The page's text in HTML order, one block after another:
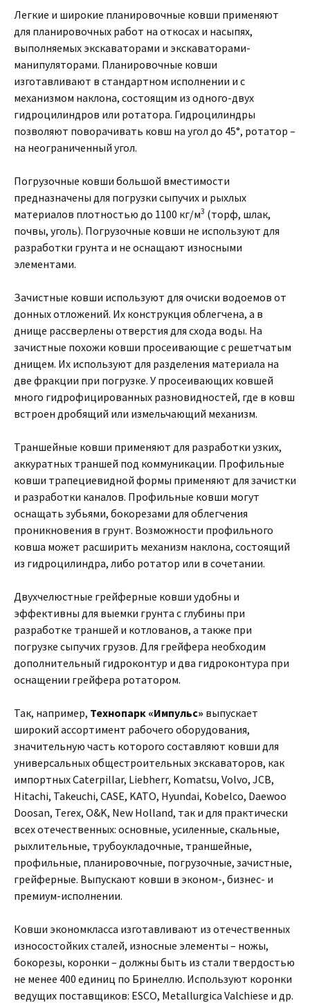
Легкие и широкие планировочные ковши применяют
для планировочных работ на откосах и насыпях,
выполняемых экскаваторами и экскаваторами-
манипуляторами. Планировочные ковши
изготавливают в стандартном исполнении и с
механизмом наклона, состоящим из одного-двух
гидроцилиндров или ротатора. Гидроцилиндры
позволяют поворачивать ковш на угол до 45°, ротатор –
на неограниченный угол.
Погрузочные ковши большой вместимости
предназначены для погрузки сыпучих и рыхлых
материалов плотностью до 1100 кг/м3 (торф, шлак,
почвы, уголь). Погрузочные ковши не используют для
разработки грунта и не оснащают износными
элементами.
Зачистные ковши используют для очиски водоемов от
донных отложений. Их конструкция облегчена, а в
днище рассверлены отверстия для схода воды. На
зачистные похожи ковши просеивающие с решетчатым
днищем. Их используют для разделения материала на
две фракции при погрузке. У просеивающих ковшей
много гидрофицированных разновидностей, где в ковш
встроен дробящий или измельчающий механизм.
Траншейные ковши применяют для разработки узких,
аккуратных траншей под коммуникации. Профильные
ковши трапециевидной формы применяют для зачистки
и разработки каналов. Профильные ковши могут
оснащать зубьями, бокорезами для облегчения
проникновения в грунт. Возможности профильного
ковша может расширить механизм наклона, состоящий
из гидроцилиндра, либо ротатор или в сочетании.
Двухчелюстные грейферные ковши удобны и
эффективны для выемки грунта с глубины при
разработке траншей и котлованов, а также при
погрузке сыпучих грузов. Для грейфера необходим
дополнительный гидроконтур и два гидроконтура при
оснащении грейфера ротатором.
Так, например, Технопарк «Импульс» выпускает
широкий ассортимент рабочего оборудования,
значительную часть которого составляют ковши для
универсальных общестроительных экскаваторов, как
импортных Caterpillar, Liebherr, Komatsu, Volvo, JСB,
Hitachi, Takeuchi, CASE, KATO, Hyundai, Kobelco, Daewoo
Doosan, Terex, O&K, New Holland, так и для практически
всех отечественных: основные, усиленные, скальные,
рыхлительные, трубоукладочные, траншейные,
профильные, планировочные, погрузочные, зачистные,
грейферные. Выпускают ковши в эконом-, бизнес- и
премиум-исполнении.
Ковши экономкласса изготавливают из отечественных
износостойких сталей, износные элементы – ножы,
бокорезы, коронки – должны быть из стали твердостью
не менее 400 единиц по Бринеллю. Используют коронки
ведущих поставщиков: ESCO, Metallurgica Valchiese и др.